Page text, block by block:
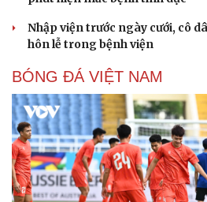
Nhập viện trước ngày cưới, cô
hôn lễ trong bệnh viện
BÓNG ĐÁ VIỆT NAM